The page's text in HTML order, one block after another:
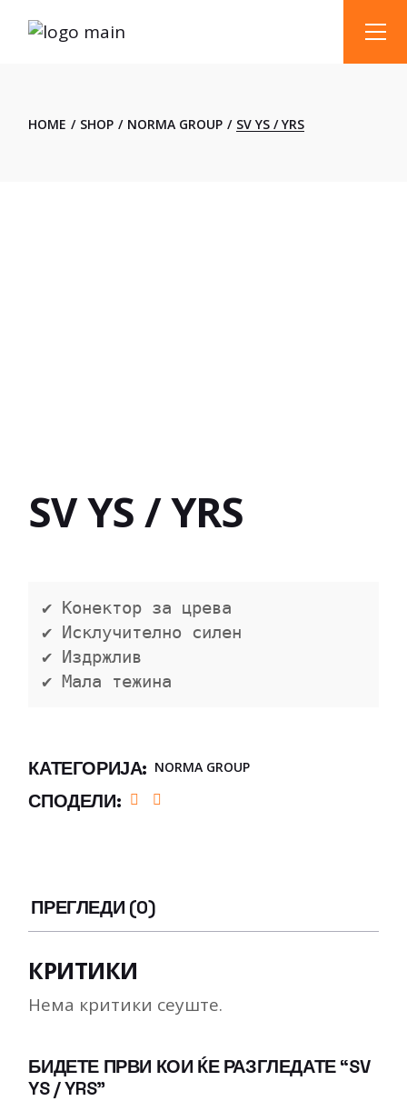
HOME SHOP NORMA GROUP SV YS / YRS
SV YS / YRS
✔ Конектор за црева
✔ Исклучително силен
✔ Издржлив
✔ Мала тежина
КАТЕГОРИЈА: NORMA GROUP
СПОДЕЛИ:
ПРЕГЛЕДИ (0)
КРИТИКИ
Нема критики сеуште.
БИДЕТЕ ПРВИ КОИ ЌЕ РАЗГЛЕДАТЕ “SV
YS / YRS”